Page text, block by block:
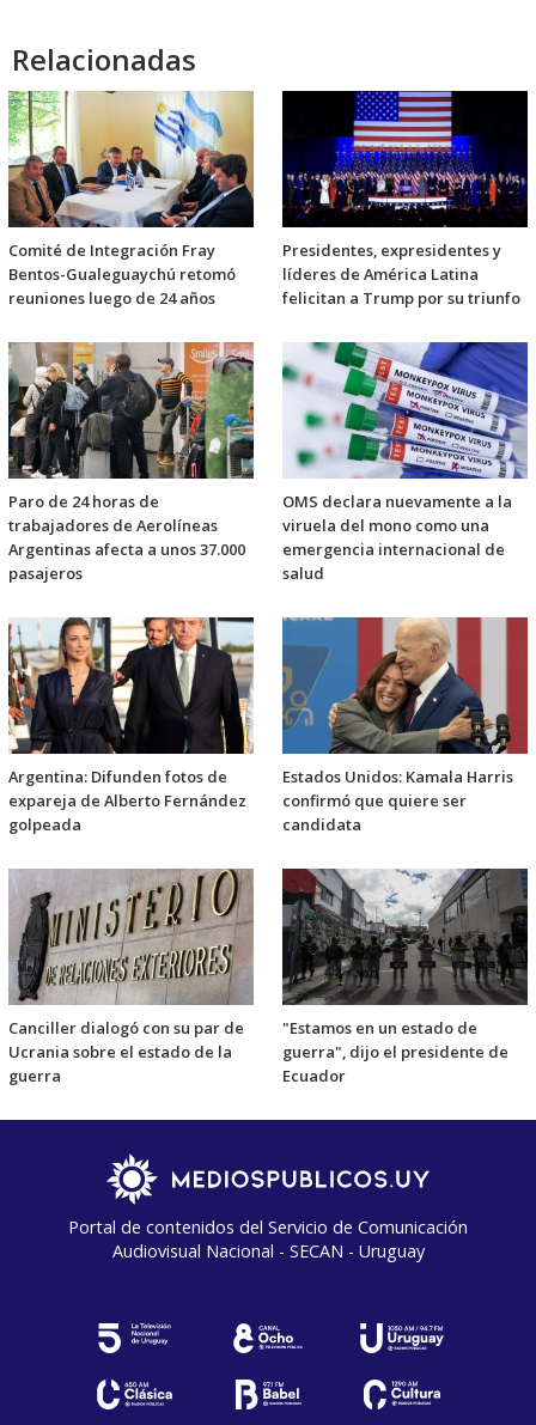
Relacionadas
Comité de Integración Fray
Bentos-Gualeguaychú retomó
reuniones luego de 24 años
Presidentes, expresidentes y
líderes de América Latina
felicitan a Trump por su triunfo
Paro de 24 horas de
trabajadores de Aerolíneas
Argentinas afecta a unos 37.000
pasajeros
OMS declara nuevamente a la
viruela del mono como una
emergencia internacional de
salud
Argentina: Difunden fotos de
expareja de Alberto Fernández
golpeada
Estados Unidos: Kamala Harris
confirmó que quiere ser
candidata
Canciller dialogó con su par de
Ucrania sobre el estado de la
guerra
"Estamos en un estado de
guerra", dijo el presidente de
Ecuador
Portal de contenidos del Servicio de Comunicación
Audiovisual Nacional - SECAN - Uruguay